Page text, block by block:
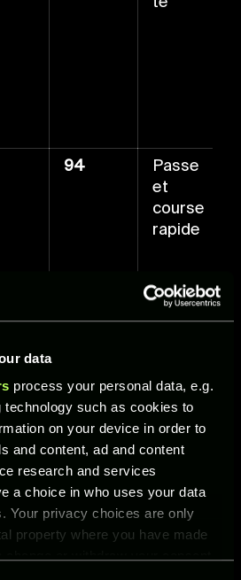
data
process your personal data, e.g.
technology such as cookies to
on your device in order to
and content, ad and content
research and services
a choice in who uses your data
Your privacy choices are only
property where you have made
94
Passe
et
course
rapide
portée